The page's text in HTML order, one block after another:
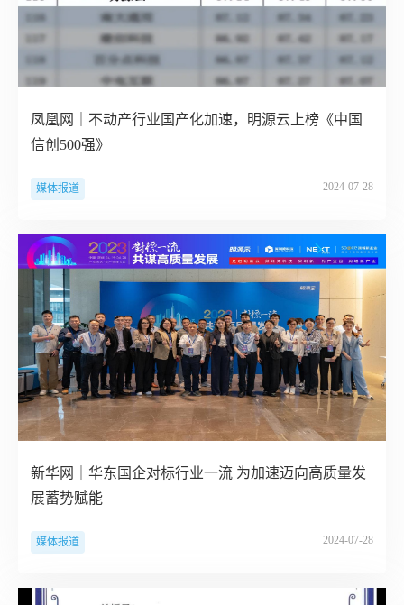
凤凰网｜不动产行业国产化加速，明源云上榜《中国
信创500强》
媒体报道 2024-07-28
新华网｜华东国企对标行业一流 为加速迈向高质量发
展蓄势赋能
媒体报道 2024-07-28